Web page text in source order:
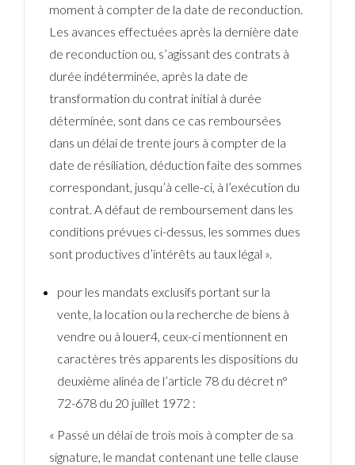
moment à compter de la date de reconduction.
Les avances effectuées après la dernière date
de reconduction ou, s’agissant des contrats à
durée indéterminée, après la date de
transformation du contrat initial à durée
déterminée, sont dans ce cas remboursées
dans un délai de trente jours à compter de la
date de résiliation, déduction faite des sommes
correspondant, jusqu’à celle-ci, à l’exécution du
contrat. A défaut de remboursement dans les
conditions prévues ci-dessus, les sommes dues
sont productives d’intérêts au taux légal ».
pour les mandats exclusifs portant sur la
vente, la location ou la recherche de biens à
vendre ou à louer4, ceux-ci mentionnent en
caractères très apparents les dispositions du
deuxième alinéa de l’article 78 du décret n°
72-678 du 20 juillet 1972 :
« Passé un délai de trois mois à compter de sa
signature, le mandat contenant une telle clause